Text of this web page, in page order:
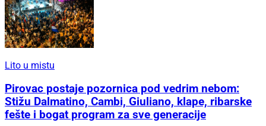
Lito u mistu
Pirovac postaje pozornica pod vedrim nebom:
Stižu Dalmatino, Cambi, Giuliano, klape, ribarske
fešte i bogat program za sve generacije